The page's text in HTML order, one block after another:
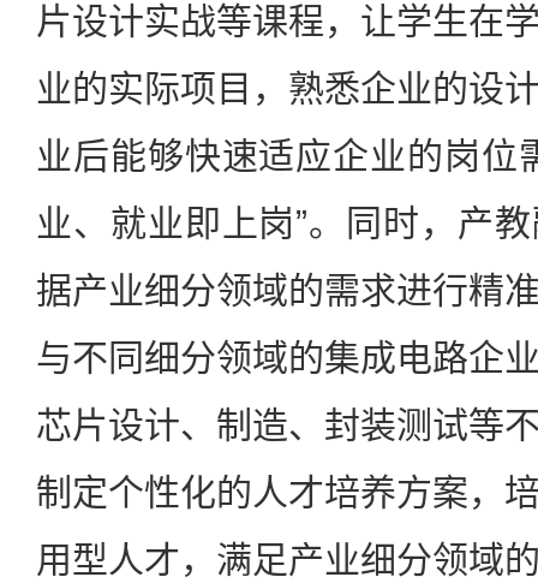
片设计实战等课程，让学生在
业的实际项目，熟悉企业的设
业后能够快速适应企业的岗位
业、就业即上岗”。同时，产
据产业细分领域的需求进行精
与不同细分领域的集成电路企
芯片设计、制造、封装测试等
制定个性化的人才培养方案，
用型人才，满足产业细分领域